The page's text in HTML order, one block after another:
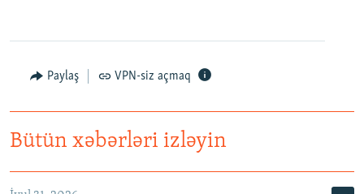
Paylaş VPN-siz açmaq
Bütün xəbərləri izləyin